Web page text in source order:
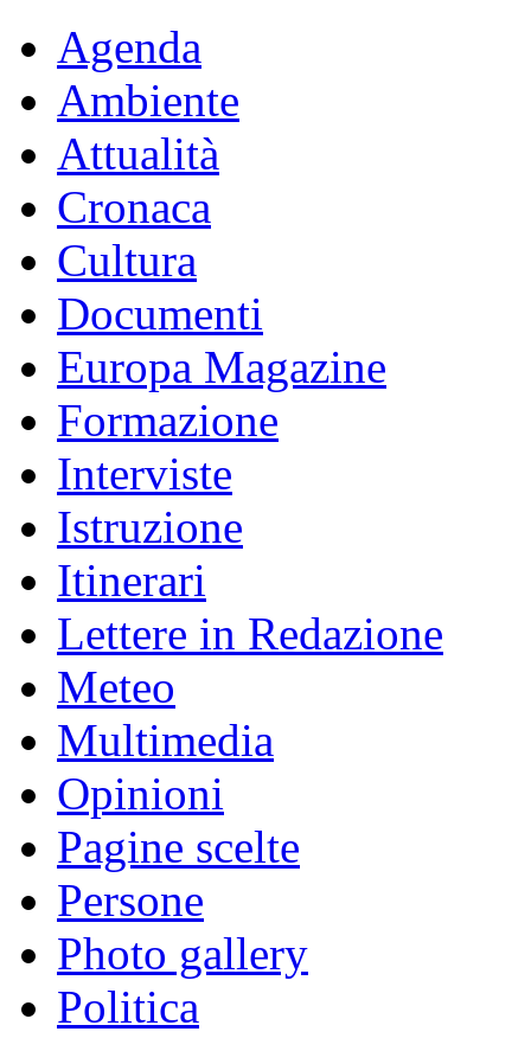
Agenda
Ambiente
Attualità
Cronaca
Cultura
Documenti
Europa Magazine
Formazione
Interviste
Istruzione
Itinerari
Lettere in Redazione
Meteo
Multimedia
Opinioni
Pagine scelte
Persone
Photo gallery
Politica